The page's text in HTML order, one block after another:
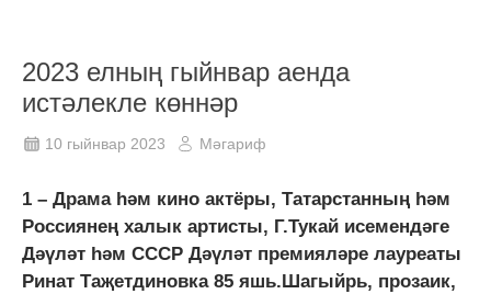
2023 елның гыйнвар аенда
истәлекле көннәр
10 гыйнвар 2023 Мәгариф
1 – Драма һәм кино актёры, Татарстанның һәм
Россиянең халык артисты, Г.Тукай исемендәге
Дәүләт һәм СССР Дәүләт премияләре лауреаты
Ринат Таҗетдиновка 85 яшь.Шагыйрь, прозаик,